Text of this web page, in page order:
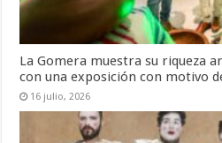
La Gomera muestra su riqueza
con una exposición con motivo
16 julio, 2026